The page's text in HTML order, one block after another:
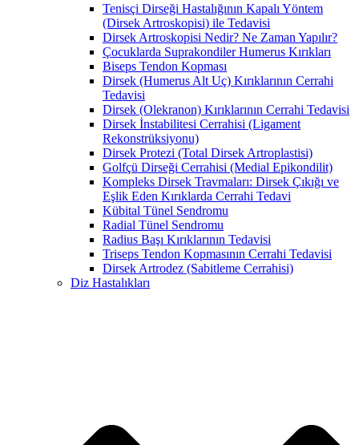
Tenisçi Dirseği Hastalığının Kapalı Yöntem
(Dirsek Artroskopisi) ile Tedavisi
Dirsek Artroskopisi Nedir? Ne Zaman Yapılır?
Çocuklarda Suprakondiler Humerus Kırıkları
Biseps Tendon Kopması
Dirsek (Humerus Alt Uç) Kırıklarının Cerrahi
Tedavisi
Dirsek (Olekranon) Kırıklarının Cerrahi Tedavisi
Dirsek İnstabilitesi Cerrahisi (Ligament
Rekonstrüksiyonu)
Dirsek Protezi (Total Dirsek Artroplastisi)
Golfçü Dirseği Cerrahisi (Medial Epikondilit)
Kompleks Dirsek Travmaları: Dirsek Çıkığı ve
Eşlik Eden Kırıklarda Cerrahi Tedavi
Kübital Tünel Sendromu
Radial Tünel Sendromu
Radius Başı Kırıklarının Tedavisi
Triseps Tendon Kopmasının Cerrahi Tedavisi
Dirsek Artrodez (Sabitleme Cerrahisi)
Diz Hastalıkları